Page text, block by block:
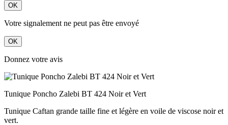
OK
Votre signalement ne peut pas être envoyé
OK
Donnez votre avis
Tunique Poncho Zalebi BT 424 Noir et Vert
Tunique Caftan grande taille fine et légère en voile de viscose noir et
vert.